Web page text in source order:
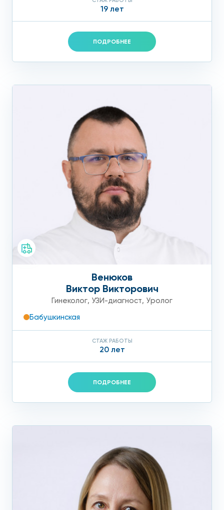
19 лет
ПОДРОБНЕЕ
Венюков
Виктор Викторович
Гинеколог, УЗИ-диагност, Уролог
Бабушкинская
СТАЖ РАБОТЫ
20 лет
ПОДРОБНЕЕ